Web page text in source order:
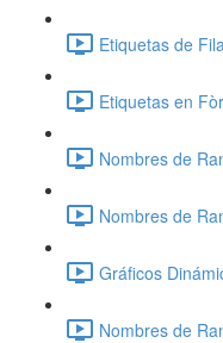
Etiquetas de
Etiquetas en
Nombres de
Nombres de
Gráficos
Nombres de